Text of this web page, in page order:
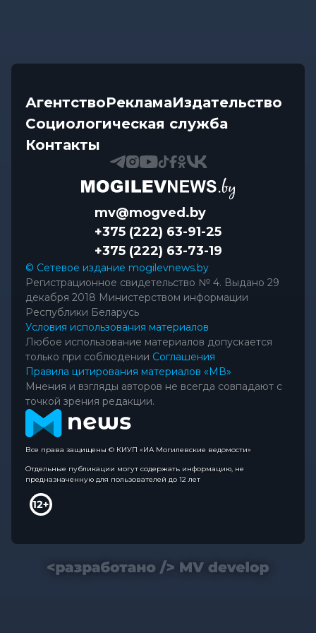
АгентствоРекламаИздательство
Социологическая служба
Контакты
mv@mogved.by
+375 (222) 63-91-25
+375 (222) 63-73-19
© Сетевое издание mogilevnews.by
Регистрационное свидетельство № 4. Выдано 29
декабря 2018 Министерством информации
Республики Беларусь
Условия использования материалов
Любое использование материалов допускается
только при соблюдении Соглашения
Правила цитирования материалов «МВ»
Мнения и взгляды авторов не всегда совпадают с
точкой зрения редакции.
Все права защищены © КИУП «ИА Могилевские ведомости»
Отдельные публикации могут содержать информацию, не
предназначенную для пользователей до 12 лет